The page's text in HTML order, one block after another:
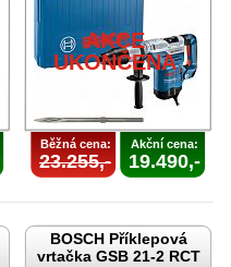
AKCE
UKONČENA
Běžná cena:
23.255,-
Akční cena:
19.490,-
BOSCH Příklepová
vrtačka GSB 21-2 RCT